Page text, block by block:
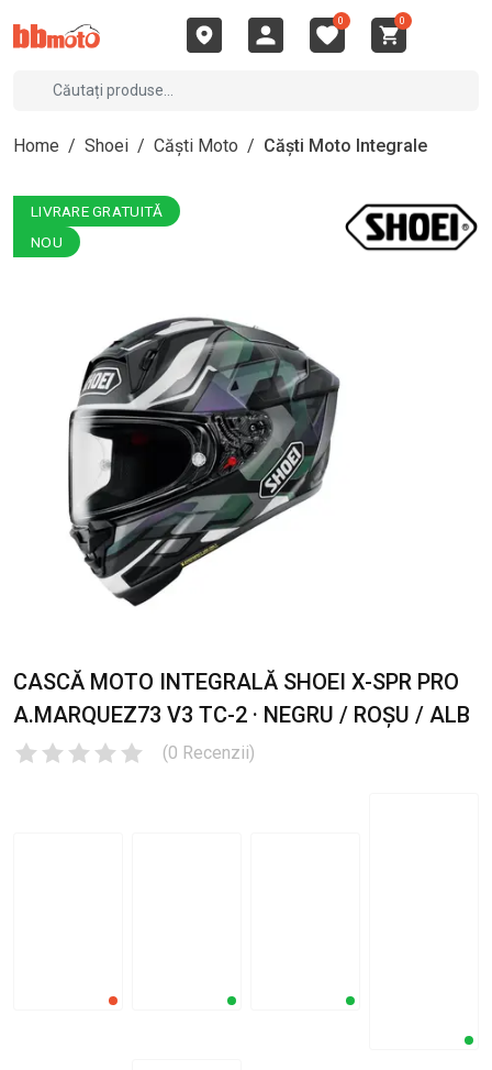
0 0
Home / Shoei / Căști Moto / Căști Moto Integrale
LIVRARE GRATUITĂ
NOU
CASCĂ MOTO INTEGRALĂ SHOEI X-SPR PRO
A.MARQUEZ73 V3 TC-2 · NEGRU / ROȘU / ALB
(0 Recenzii)